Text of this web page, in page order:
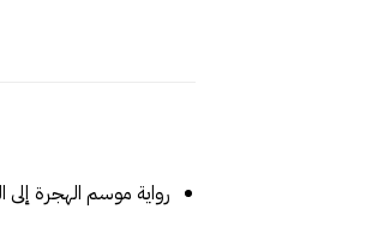
رواية موسم الهجرة